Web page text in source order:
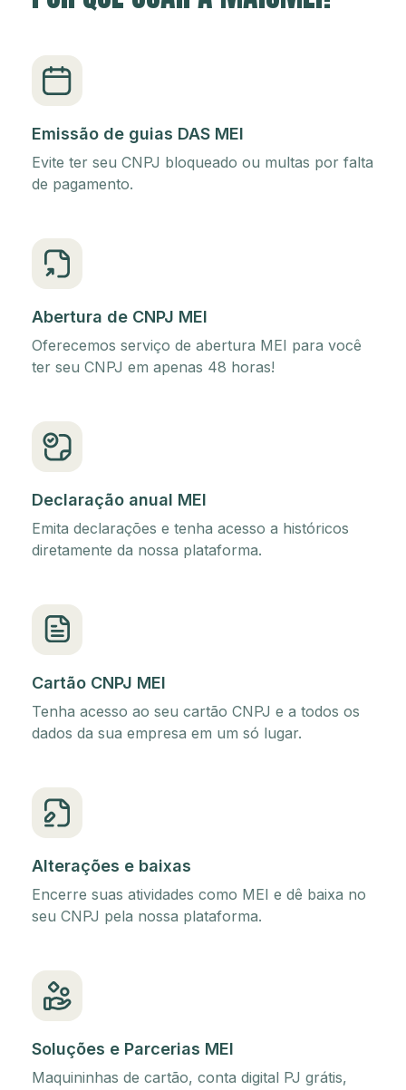
Emissão de guias DAS MEI
Evite ter seu CNPJ bloqueado ou multas por falta
de pagamento.
Abertura de CNPJ MEI
Oferecemos serviço de abertura MEI para você
ter seu CNPJ em apenas 48 horas!
Declaração anual MEI
Emita declarações e tenha acesso a históricos
diretamente da nossa plataforma.
Cartão CNPJ MEI
Tenha acesso ao seu cartão CNPJ e a todos os
dados da sua empresa em um só lugar.
Alterações e baixas
Encerre suas atividades como MEI e dê baixa no
seu CNPJ pela nossa plataforma.
Soluções e Parcerias MEI
Maquininhas de cartão, conta digital PJ grátis,